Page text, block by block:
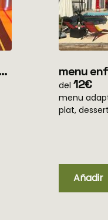
menu
del 12€
menu
plat,
Añadir